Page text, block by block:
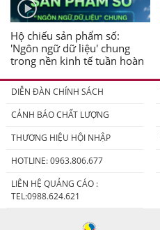
Hộ chiếu sản phẩm số:
'Ngôn ngữ dữ liệu' chung
trong nền kinh tế tuần hoàn
DIỄN ĐÀN CHÍNH SÁCH
CẢNH BÁO CHẤT LƯỢNG
THƯƠNG HIỆU HỘI NHẬP
HOTLINE: 0963.806.677
LIÊN HỆ QUẢNG CÁO :
TEL:0988.624.621